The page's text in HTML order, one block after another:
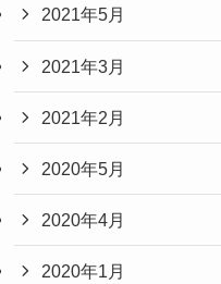
2021年5月
2021年3月
2021年2月
2020年5月
2020年4月
2020年1月